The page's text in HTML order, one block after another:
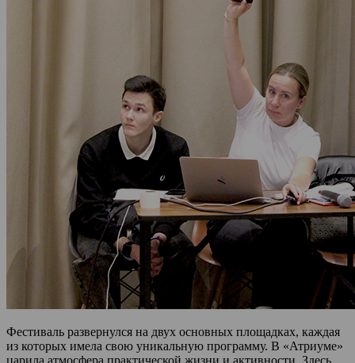
Фестиваль развернулся на двух основных площадках, каждая
из которых имела свою уникальную программу. В «Атриуме»
царила атмосфера практической жизни и активности. Здесь